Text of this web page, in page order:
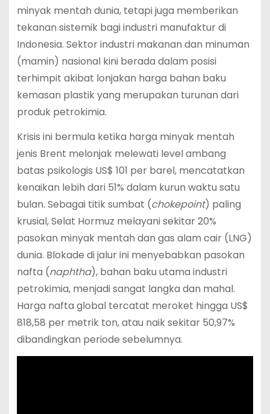
minyak mentah dunia, tetapi juga memberikan
tekanan sistemik bagi industri manufaktur di
Indonesia. Sektor industri makanan dan minuman
(mamin) nasional kini berada dalam posisi
terhimpit akibat lonjakan harga bahan baku
kemasan plastik yang merupakan turunan dari
produk petrokimia.
Krisis ini bermula ketika harga minyak mentah
jenis Brent melonjak melewati level ambang
batas psikologis US$ 101 per barel, mencatatkan
kenaikan lebih dari 51% dalam kurun waktu satu
bulan. Sebagai titik sumbat (chokepoint) paling
krusial, Selat Hormuz melayani sekitar 20%
pasokan minyak mentah dan gas alam cair (LNG)
dunia. Blokade di jalur ini menyebabkan pasokan
nafta (naphtha), bahan baku utama industri
petrokimia, menjadi sangat langka dan mahal.
Harga nafta global tercatat meroket hingga US$
818,58 per metrik ton, atau naik sekitar 50,97%
dibandingkan periode sebelumnya.